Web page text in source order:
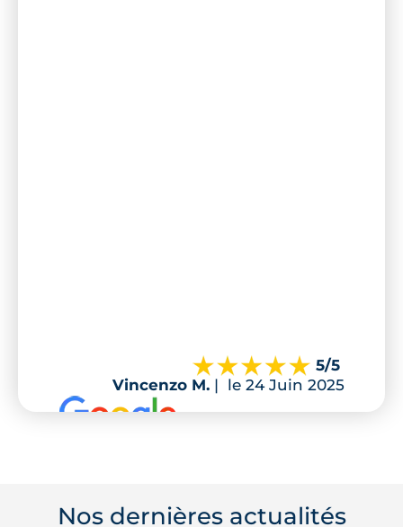
5/5
Vincenzo M. | le 24 Juin 2025
Nos dernières actualités